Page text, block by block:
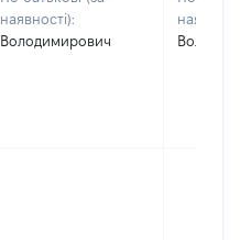
наявності):
Володимирович